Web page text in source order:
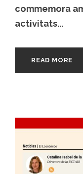
commemora
activitats...
READ MORE